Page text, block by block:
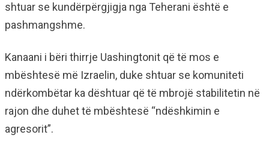
shtuar se kundërpërgjigja nga Teherani është e
pashmangshme.
Kanaani i bëri thirrje Uashingtonit që të mos e
mbështesë më Izraelin, duke shtuar se komuniteti
ndërkombëtar ka dështuar që të mbrojë stabilitetin në
rajon dhe duhet të mbështesë “ndëshkimin e
agresorit”.